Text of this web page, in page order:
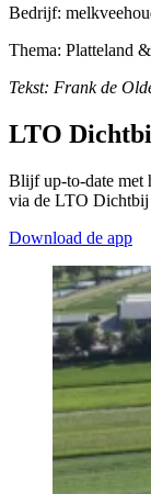
Bedrijf:
Thema: Platteland
Tekst: Frank de
LTO
Blijf up-to-date met
via de LTO Dichtbij
Download de app